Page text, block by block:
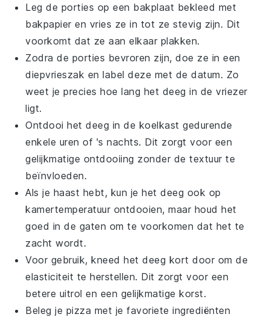
Leg de porties op een bakplaat bekleed met
bakpapier en vries ze in tot ze stevig zijn. Dit
voorkomt dat ze aan elkaar plakken.
Zodra de porties bevroren zijn, doe ze in een
diepvrieszak en label deze met de datum. Zo
weet je precies hoe lang het deeg in de vriezer
ligt.
Ontdooi hetdeeg in de koelkast gedurende
enkele uren of 's nachts. Dit zorgt voor een
gelijkmatige ontdooiing zonder de textuur te
beïnvloeden.
Als je haast hebt, kun je hetdeeg ook op
kamertemperatuur ontdooien, maar houd het
goed in de gaten om te voorkomen dat het te
zacht wordt.
Voor gebruik, kneed hetdeeg kort door om de
elasticiteit te herstellen. Dit zorgt voor een
betere uitrol en een gelijkmatige korst.
Beleg je pizza met je favoriete ingrediënten